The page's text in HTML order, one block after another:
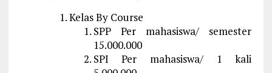
Kelas By Course
SPP Per mahasiswa/ semester
15.000.000
SPI Per mahasiswa/ 1 kali